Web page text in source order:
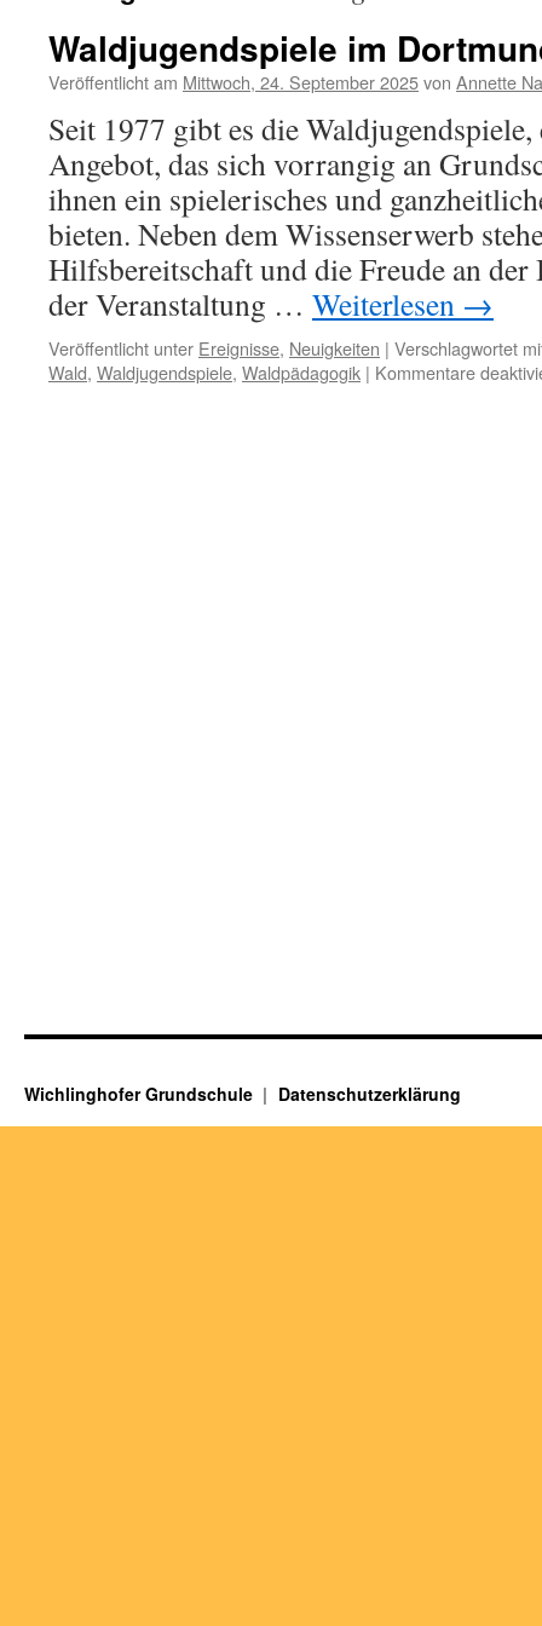
Waldjugendspiele im
Veröffentlicht am Mittwoch, 24. September 2025von Annette
Seit 1977 gibt es die
Angebot, das sich vorrangig an
ihnen ein spielerisches und
bieten. Neben dem Wissenserwerb
Hilfsbereitschaft und die Freude an
der Veranstaltung … Weiterlesen →
Veröffentlicht unter Ereignisse, Neuigkeiten | Verschlagwortet
Wald, Waldjugendspiele, Waldpädagogik | Kommentare
Wichlinghofer Grundschule Datenschutzerklärung